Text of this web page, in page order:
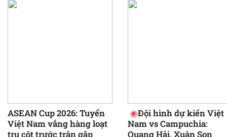
ASEAN Cup 2026: Tuyển
Việt Nam vắng hàng loạt
trụ cột trước trận gặp
Đội hình dự kiến Việt
Nam vs Campuchia:
Quang Hải, Xuân Son